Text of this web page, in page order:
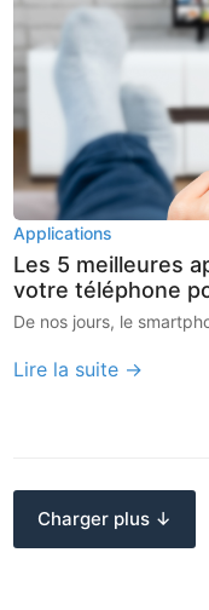
Applications
Les 5 meilleures
votre téléphone
De nos jours, le
Lire la suite →
Charger plus ↓